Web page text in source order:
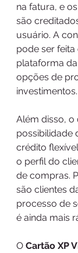
na fatura, e
são
usuário. A
pode ser feita
plataforma
opções de
investimentos.
Além disso, o
possibilidade
crédito
o perfil do
de compras.
são clientes
processo de
é ainda mais
O Cartão XP